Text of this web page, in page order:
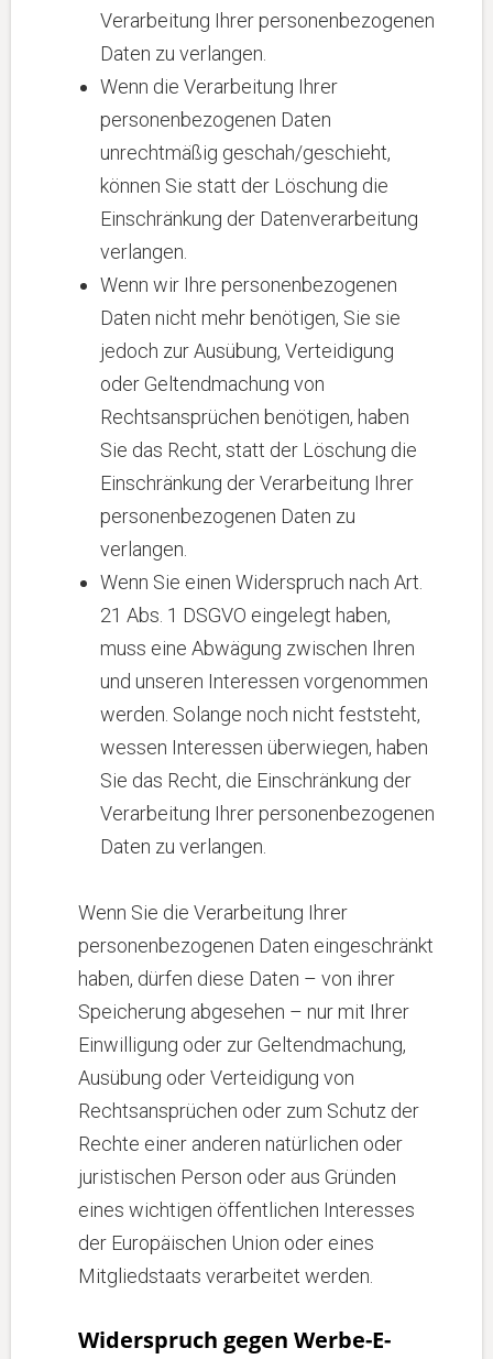
Verarbeitung Ihrer personenbezogenen
Daten zu verlangen.
Wenn die Verarbeitung Ihrer
personenbezogenen Daten
unrechtmäßig geschah/geschieht,
können Sie statt der Löschung die
Einschränkung der Datenverarbeitung
verlangen.
Wenn wir Ihre personenbezogenen
Daten nicht mehr benötigen, Sie sie
jedoch zur Ausübung, Verteidigung
oder Geltendmachung von
Rechtsansprüchen benötigen, haben
Sie das Recht, statt der Löschung die
Einschränkung der Verarbeitung Ihrer
personenbezogenen Daten zu
verlangen.
Wenn Sie einen Widerspruch nach Art.
21 Abs. 1 DSGVO eingelegt haben,
muss eine Abwägung zwischen Ihren
und unseren Interessen vorgenommen
werden. Solange noch nicht feststeht,
wessen Interessen überwiegen, haben
Sie das Recht, die Einschränkung der
Verarbeitung Ihrer personenbezogenen
Daten zu verlangen.
Wenn Sie die Verarbeitung Ihrer
personenbezogenen Daten eingeschränkt
haben, dürfen diese Daten – von ihrer
Speicherung abgesehen – nur mit Ihrer
Einwilligung oder zur Geltendmachung,
Ausübung oder Verteidigung von
Rechtsansprüchen oder zum Schutz der
Rechte einer anderen natürlichen oder
juristischen Person oder aus Gründen
eines wichtigen öffentlichen Interesses
der Europäischen Union oder eines
Mitgliedstaats verarbeitet werden.
Widerspruch gegen Werbe-E-